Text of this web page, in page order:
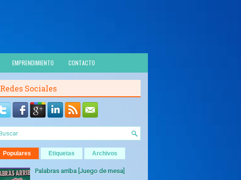
EMPRENDIMIENTO CONTACTO
Redes Sociales
Populares Etiquetas Archivos
Palabras arriba [Juego de mesa]